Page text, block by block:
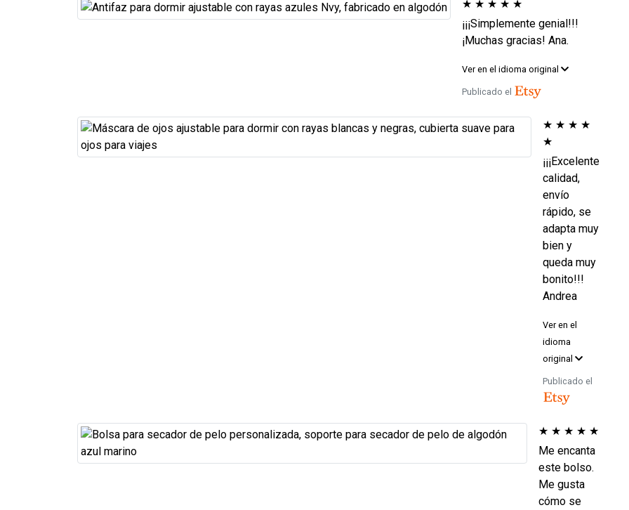
★ ★ ★ ★ ★
¡¡¡Simplemente genial!!!
¡Muchas gracias! Ana.
Ver en el idioma original
Publicado el
★ ★ ★ ★
★
¡¡¡Excelente
calidad,
envío
rápido, se
adapta muy
bien y
queda muy
bonito!!!
Andrea
Ver en el
idioma
original
Publicado el
★ ★ ★ ★ ★
Me encanta
este bolso.
Me gusta
cómo se